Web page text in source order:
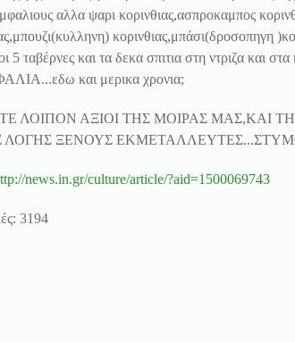
αλλα ψαρι κορινθιας,ασπροκαμπος
κορινθιας,μπάσι(δροσοπηγη
5 ταβέρνες και τα δεκα σπιτια στη ντριζα και
και μερικα χρονια;
ΛΟΙΠΟΝ ΑΞΙΟΙ ΤΗΣ ΜΟΙΡΑΣ
ΛΟΓΗΣ ΞΕΝΟΥΣ
news.in.gr/culture/article/?aid=1500069743
3194